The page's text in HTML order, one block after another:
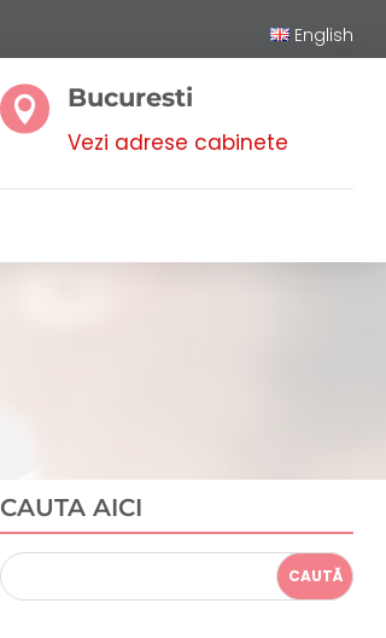
English
 Bucuresti
Vezi adrese cabinete
CAUTA AICI